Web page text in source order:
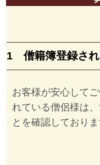
1 僧籍簿登録され
お客様が安心して
れている僧侶様は
とを確認しておりま